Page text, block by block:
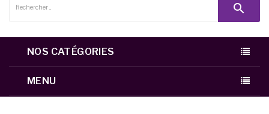
search
NOS CATÉGORIES
MENU